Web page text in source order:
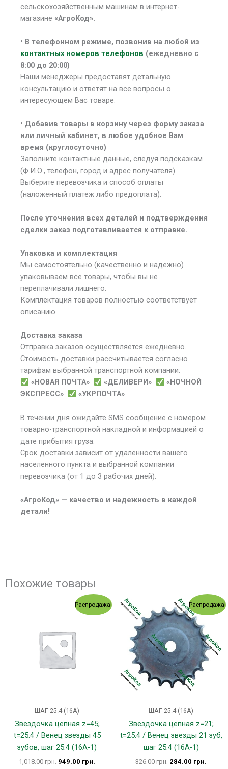
сельскохозяйственным машинам в интернет-
магазине «АгроКод».
• В телефонном режиме, позвонив на любой из
контактных номеров телефонов (ежедневно с
8:00 до 20:00)
Наши менеджеры предоставят детальную
консультацию и ответят на все вопросы о
интересующем Вас товаре.
• Добавив товары в корзину через форму заказа
или личный кабинет, в любое удобное Вам
время (круглосуточно)
Заполните контактные данные, следуя подсказкам
(Ф.И.О., телефон, город и адрес получателя).
Выберите перевозчика и способ оплаты
(наложенный платеж либо предоплата).
После уточнения всех деталей и подтверждения
сделки заказ подготавливается к отправке.
Упаковка и комплектация
Мы самостоятельно (качественно и надежно)
упаковываем все товары, чтобы вы не
переплачивали лишнего.
Комплектация товаров полностью соответствует
описанию.
Доставка заказа
Отправка заказов осуществляется ежедневно.
Стоимость доставки рассчитывается согласно
тарифам выбранной транспортной компании:
«НОВАЯ ПОЧТА»
«ДЕЛИВЕРИ»
«НОЧНОЙ
ЭКСПРЕСС»
«УКРПОЧТА»
В течении дня ожидайте SMS сообщение с номером
товарно-транспортной накладной и информацией о
дате прибытия груза.
Срок доставки зависит от удаленности вашего
населенного пункта и выбранной компании
перевозчика (от 1 до 3 рабочих дней).
«АгроКод» — качество и надежность в каждой
детали!
Похожие товары
Распродажа!
ШАГ 25.4 (16А)
Звездочка цепная z=45;
t=25.4 / Венец звезды 45
зубов, шаг 25.4 (16А-1)
1,018.00грн.
Первоначальная
949.00 грн.
Текущая
цена:
949.00 грн..
Распродажа!
ШАГ 25.4 (16А)
Звездочка цепная z=21;
t=25.4 / Венец звезды 21 зуб,
шаг 25.4 (16А-1)
326.00грн.
Первоначальная
цена
составляла
326.00 грн..
284.00 грн.
цена: